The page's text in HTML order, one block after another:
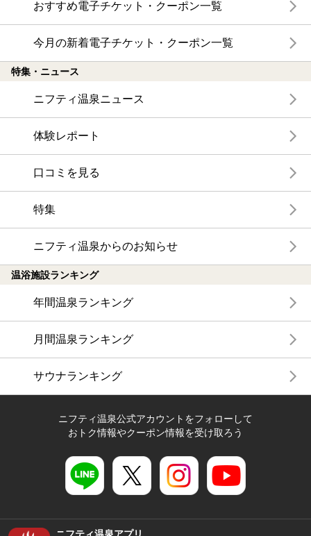
おすすめ電子チケット・クーポン一覧
今月の新着電子チケット・クーポン一覧
特集・ニュース
ニフティ温泉ニュース
体験レポート
口コミを見る
特集
ニフティ温泉からのお知らせ
温浴施設ランキング
年間温泉ランキング
月間温泉ランキング
サウナランキング
ニフティ温泉公式アカウントをフォローして
おトク情報やクーポン情報を受け取ろう